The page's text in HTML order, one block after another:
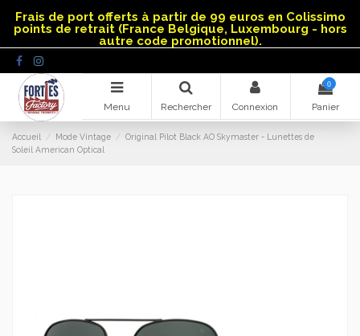
Frais de port offerts à partir de 99 euros en Colissimo
points de retrait (France Belgique, Luxembourg - hors
autre code promotionnel).
Menu Rechercher Connexion
0
Panier
Accueil Mode Vintage
Original Pilot Black AO Skymaster - Lunettes de
Soleil American Optical